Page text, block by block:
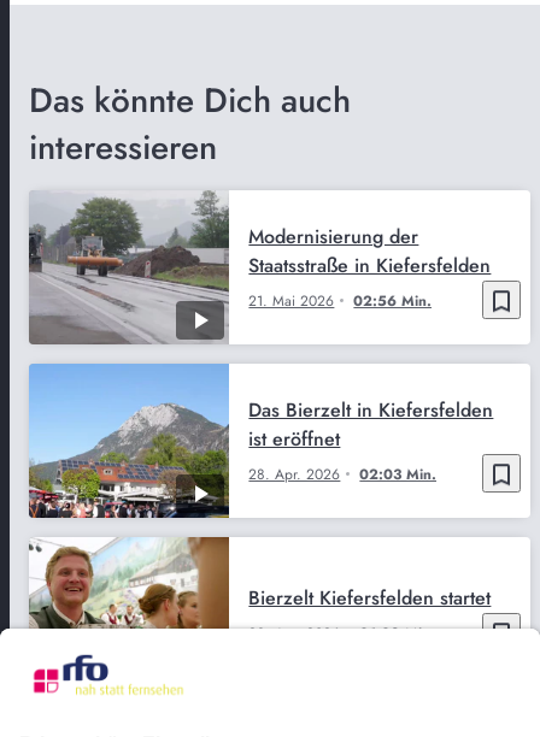
Das könnte Dich auch
interessieren
bookmark_border
21. Mai 2026 02:56 Min.
Modernisierung der
Staatsstraße in Kiefersfelden
bookmark_border
28. Apr. 2026 02:03 Min.
Das Bierzelt in Kiefersfelden
ist eröffnet
bookmark_border
23. Apr. 2026 01:08 Min.
Bierzelt Kiefersfelden startet